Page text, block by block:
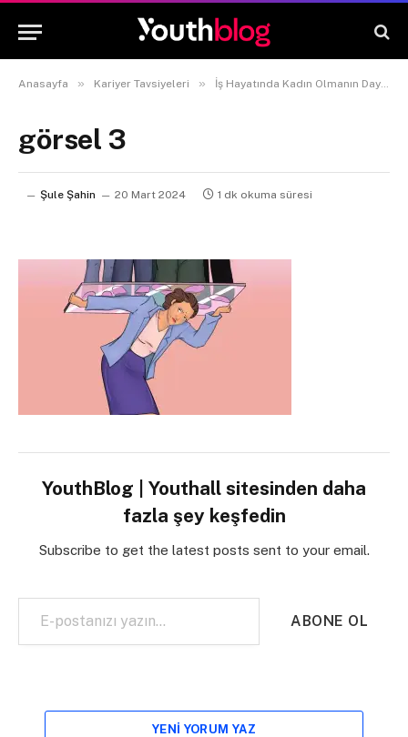
Anasayfa » Kariyer Tavsiyeleri » İş Hayatında Kadın Olmanın Dayanılmaz Ağırlığı
görsel 3
Şule Şahin 20 Mart 2024 1 dk okuma süresi
YouthBlog | Youthall sitesinden daha
fazla şey keşfedin
Subscribe to get the latest posts sent to your email.
E-postanızı yazın…
ABONE OL
YENI YORUM YAZ